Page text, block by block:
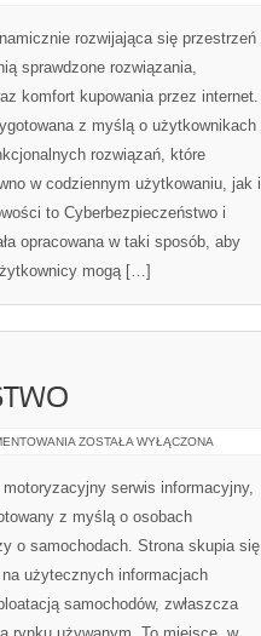
rozwijająca się przestrzeń
sprawdzone rozwiązania,
komfort kupowania przez internet.
z myślą o użytkownikach
rozwiązań, które
w codziennym użytkowaniu, jak i
to Cyberbezpieczeństwo i
opracowana w taki sposób, aby
mogą […]
NOWOCZESNE
ZOSTAŁA WYŁĄCZONA
motoryzacyjny serwis informacyjny,
z myślą o osobach
o samochodach. Strona skupia się
użytecznych informacjach
samochodów, zwłaszcza